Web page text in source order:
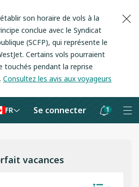
son horaire de vols à la
conclue avec le Syndicat
(SCFP), qui représente le
Certains vols pourraient
touchés pendant la reprise
Consultez les avis aux voyageurs
FR Se connecter 1
Les
vacances